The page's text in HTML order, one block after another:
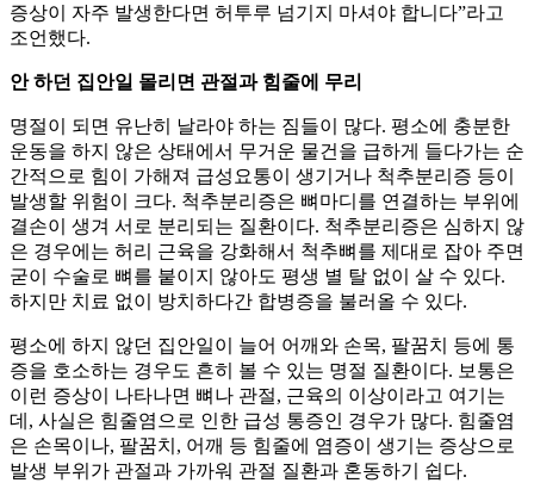
증상이 자주 발생한다면 허투루 넘기지 마셔야 합니다”라고
조언했다.
안 하던 집안일 몰리면 관절과 힘줄에 무리
명절이 되면 유난히 날라야 하는 짐들이 많다. 평소에 충분한
운동을 하지 않은 상태에서 무거운 물건을 급하게 들다가는 순
간적으로 힘이 가해져 급성요통이 생기거나 척추분리증 등이
발생할 위험이 크다. 척추분리증은 뼈마디를 연결하는 부위에
결손이 생겨 서로 분리되는 질환이다. 척추분리증은 심하지 않
은 경우에는 허리 근육을 강화해서 척추뼈를 제대로 잡아 주면
굳이 수술로 뼈를 붙이지 않아도 평생 별 탈 없이 살 수 있다.
하지만 치료 없이 방치하다간 합병증을 불러올 수 있다.
평소에 하지 않던 집안일이 늘어 어깨와 손목, 팔꿈치 등에 통
증을 호소하는 경우도 흔히 볼 수 있는 명절 질환이다. 보통은
이런 증상이 나타나면 뼈나 관절, 근육의 이상이라고 여기는
데, 사실은 힘줄염으로 인한 급성 통증인 경우가 많다. 힘줄염
은 손목이나, 팔꿈치, 어깨 등 힘줄에 염증이 생기는 증상으로
발생 부위가 관절과 가까워 관절 질환과 혼동하기 쉽다.